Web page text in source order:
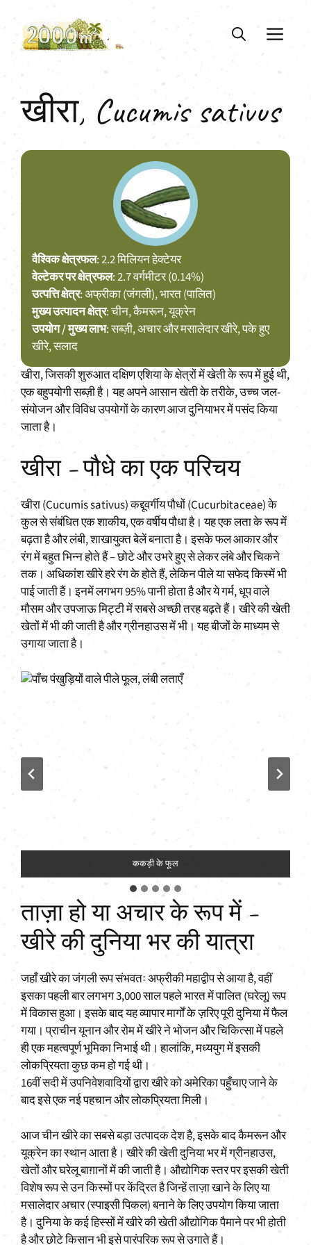
content
खीरा, Cucumis sativus
वैश्विक क्षेत्रफल: 2.2 मिलियन हेक्टेयर
वेल्टेकर पर क्षेत्रफल: 2.7 वर्गमीटर (0.14%)
उत्पत्ति क्षेत्र: अफ्रीका (जंगली), भारत (पालित)
मुख्य उत्पादन क्षेत्र: चीन, कैमरून, यूक्रेन
उपयोग / मुख्य लाभ: सब्ज़ी, अचार और मसालेदार खीरे, पके हुए
खीरे, सलाद
खीरा, जिसकी शुरुआत दक्षिण एशिया के क्षेत्रों में खेती के रूप में हुई थी,
एक बहुपयोगी सब्ज़ी है। यह अपने आसान खेती के तरीके, उच्च जल-
संयोजन और विविध उपयोगों के कारण आज दुनियाभर में पसंद किया
जाता है।
खीरा – पौधे का एक परिचय
खीरा (Cucumis sativus) कद्दूवर्गीय पौधों (Cucurbitaceae) के
कुल से संबंधित एक शाकीय, एक वर्षीय पौधा है। यह एक लता के रूप में
बढ़ता है और लंबी, शाखायुक्त बेलें बनाता है। इसके फल आकार और
रंग में बहुत भिन्न होते हैं – छोटे और उभरे हुए से लेकर लंबे और चिकने
तक। अधिकांश खीरे हरे रंग के होते हैं, लेकिन पीले या सफेद किस्में भी
पाई जाती हैं। इनमें लगभग 95% पानी होता है और ये गर्म, धूप वाले
मौसम और उपजाऊ मिट्टी में सबसे अच्छी तरह बढ़ते हैं। खीरे की खेती
खेतों में भी की जाती है और ग्रीनहाउस में भी। यह बीजों के माध्यम से
उगाया जाता है।
ककड़ी के फूल
ताज़ा हो या अचार के रूप में –
खीरे की दुनिया भर की यात्रा
जहाँ खीरे का जंगली रूप संभवतः अफ्रीकी महाद्वीप से आया है, वहीं
इसका पहली बार लगभग 3,000 साल पहले भारत में पालित (घरेलू) रूप
में विकास हुआ। इसके बाद यह व्यापार मार्गों के ज़रिए पूरी दुनिया में फैल
गया। प्राचीन यूनान और रोम में खीरे ने भोजन और चिकित्सा में पहले
ही एक महत्वपूर्ण भूमिका निभाई थी। हालांकि, मध्ययुग में इसकी
लोकप्रियता कुछ कम हो गई थी।
16वीं सदी में उपनिवेशवादियों द्वारा खीरे को अमेरिका पहुँचाए जाने के
बाद इसे एक नई पहचान और लोकप्रियता मिली।
आज चीन खीरे का सबसे बड़ा उत्पादक देश है, इसके बाद कैमरून और
यूक्रेन का स्थान आता है। खीरे की खेती दुनिया भर में ग्रीनहाउस,
खेतों और घरेलू बाग़ानों में की जाती है। औद्योगिक स्तर पर इसकी खेती
विशेष रूप से उन किस्मों पर केंद्रित है जिन्हें ताज़ा खाने के लिए या
मसालेदार अचार (स्पाइसी पिकल) बनाने के लिए उपयोग किया जाता
है। दुनिया के कई हिस्सों में खीरे की खेती औद्योगिक पैमाने पर भी होती
है और छोटे किसान भी इसे पारंपरिक रूप से उगाते हैं।